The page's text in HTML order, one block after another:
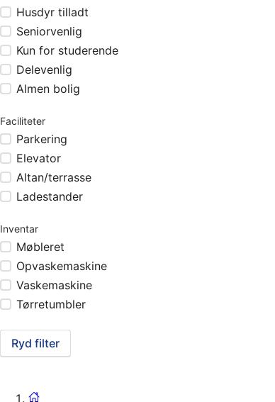
Husdyr tilladt
Seniorvenlig
Kun for studerende
Delevenlig
Almen bolig
Faciliteter
Parkering
Elevator
Altan/terrasse
Ladestander
Inventar
Møbleret
Opvaskemaskine
Vaskemaskine
Tørretumbler
Ryd filter